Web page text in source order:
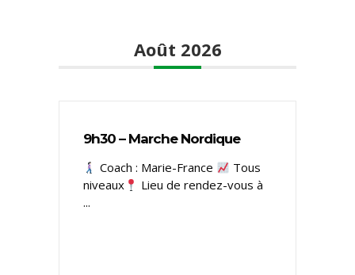
Août 2026
9h30 – Marche Nordique
Coach : Marie-France
Tous
niveaux ​
Lieu de rendez-vous à
...